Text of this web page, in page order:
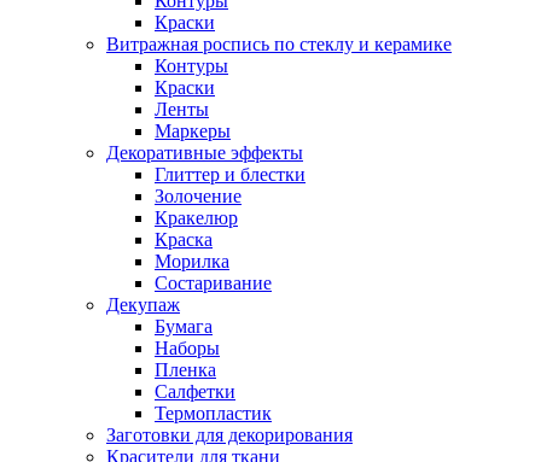
Краски
Витражная роспись по стеклу и керамике
Контуры
Краски
Ленты
Маркеры
Декоративные эффекты
Глиттер и блестки
Золочение
Кракелюр
Краска
Морилка
Состаривание
Декупаж
Бумага
Наборы
Пленка
Салфетки
Термопластик
Заготовки для декорирования
Красители для ткани